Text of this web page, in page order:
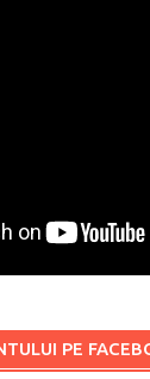
PE